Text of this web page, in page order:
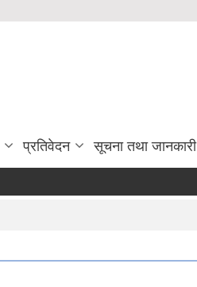
प्रतिवेदन सूचना तथा जानकारी